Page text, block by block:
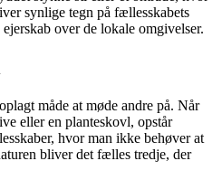
synlige tegn på fællesskabets
over de lokale omgivelser.
måde at møde andre på. Når
eller en planteskovl, opstår
hvor man ikke behøver at
bliver det fælles tredje, der